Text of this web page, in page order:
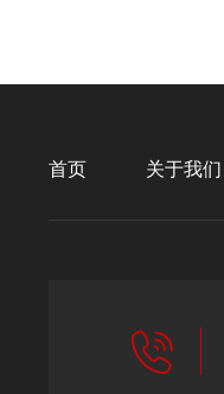
首页 关于我们